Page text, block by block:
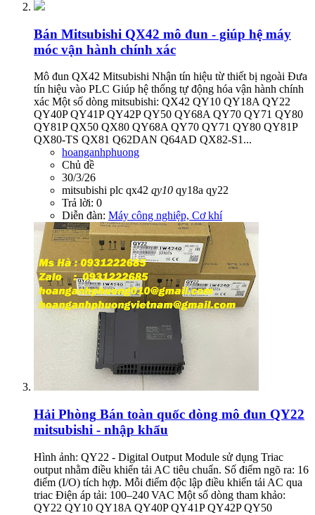
Bán Mitsubishi QX42 mô đun - giúp hệ máy
móc vận hành chính xác
Mô đun QX42 Mitsubishi Nhận tín hiệu từ thiết bị ngoài Đưa
tín hiệu vào PLC Giúp hệ thống tự động hóa vận hành chính
xác Một số dòng mitsubishi: QX42 QY10 QY18A QY22
QY40P QY41P QY42P QY50 QY68A QY70 QY71 QY80
QY81P QX50 QX80 QY68A QY70 QY71 QY80 QY81P
QX80-TS QX81 Q62DAN Q64AD QX82-S1...
hoanganhphuong
Chủ đề
30/3/26
mitsubishi plc qx42 qy10 qy18a qy22
Trả lời: 0
Diễn đàn: Máy công nghiệp, Cơ khí
Hải Phòng Bán toàn quốc dòng mô đun QY22
mitsubishi - nhập khẩu
Hình ảnh: QY22 - Digital Output Module sử dụng Triac
output nhằm điều khiển tải AC tiêu chuẩn. Số điểm ngõ ra: 16
điểm (I/O) tích hợp. Mỗi điểm độc lập điều khiển tải AC qua
triac Điện áp tải: 100–240 VAC Một số dòng tham khảo:
QY22 QY10 QY18A QY40P QY41P QY42P QY50